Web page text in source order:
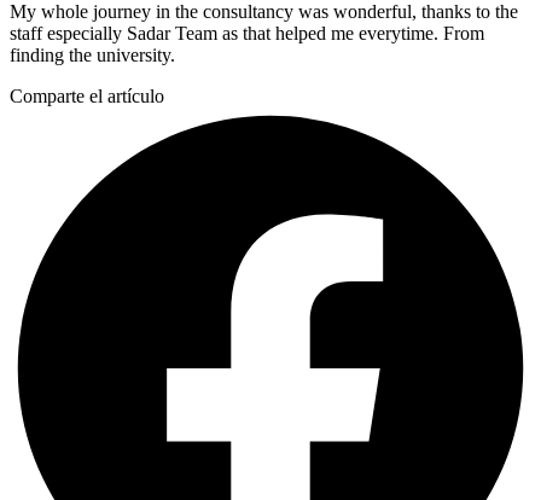
My whole journey in the consultancy was wonderful, thanks to the
staff especially Sadar Team as that helped me everytime. From
finding the university.
Comparte el artículo